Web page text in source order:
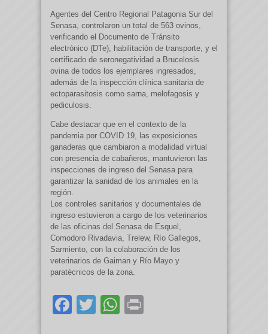
Agentes del Centro Regional Patagonia Sur del
Senasa, controlaron un total de 563 ovinos,
verificando el Documento de Tránsito
electrónico (DTe), habilitación de transporte, y el
certificado de seronegatividad a Brucelosis
ovina de todos los ejemplares ingresados,
además de la inspección clínica sanitaria de
ectoparasitosis como sarna, melofagosis y
pediculosis.
Cabe destacar que en el contexto de la
pandemia por COVID 19, las exposiciones
ganaderas que cambiaron a modalidad virtual
con presencia de cabañeros, mantuvieron las
inspecciones de ingreso del Senasa para
garantizar la sanidad de los animales en la
región.
Los controles sanitarios y documentales de
ingreso estuvieron a cargo de los veterinarios
de las oficinas del Senasa de Esquel,
Comodoro Rivadavia, Trelew, Río Gallegos,
Sarmiento, con la colaboración de los
veterinarios de Gaiman y Río Mayo y
paratécnicos de la zona.
Facebook
TwitterWhatsApp